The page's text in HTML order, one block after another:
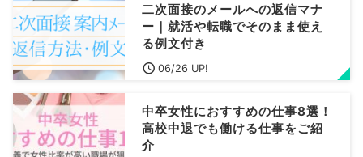
二次面接のメールへの返信マナ
ー｜就活や転職でそのまま使え
る例文付き
06/26 UP!
中卒女性におすすめの仕事8選！
高校中退でも働ける仕事をご紹
介